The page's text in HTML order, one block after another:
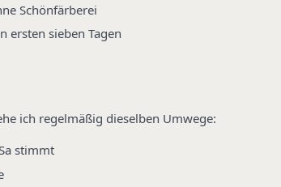
Schönfärberei
ersten sieben Tagen
ich regelmäßig dieselben Umwege:
stimmt